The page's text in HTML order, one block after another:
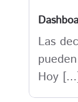
Las
Hoy